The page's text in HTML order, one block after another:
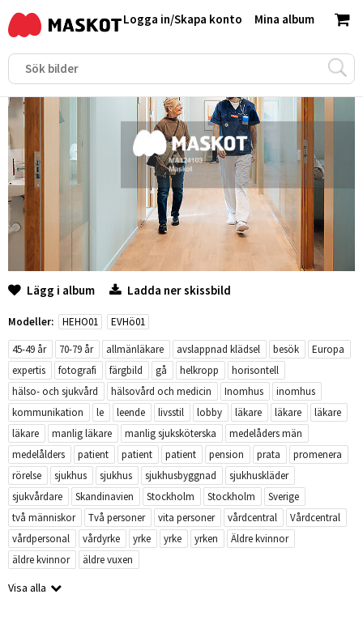
Mina album
Logga in/Skapa konto
Lägg i album Ladda ner skissbild
Modeller: HEHO01
EVHö01
45-49 år
70-79 år allmänläkare avslappnad klädsel besök
Europa
expertis
fotografi färgbild gå helkropp
horisontell
hälso- och sjukvård
hälsovård och medicin Inomhus
inomhus
kommunikation
le leende livsstil lobby läkare läkare
läkare
läkare
manlig läkare manlig sjuksköterska
medelåders män
medelålders
patient patient patient pension prata
promenera
rörelse
sjukhus sjukhus sjukhusbyggnad
sjukhuskläder
sjukvårdare
Skandinavien Stockholm Stockholm
Sverige
två människor
Två personer vita personer vårdcentral
Vårdcentral
vårdpersonal
vårdyrke yrke yrke yrken
Äldre kvinnor
äldre kvinnor
äldre vuxen
Visa alla